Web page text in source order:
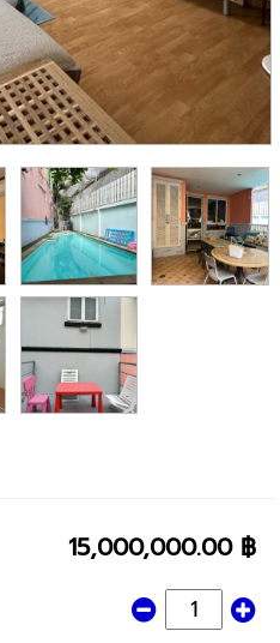
15,000,000.00 ฿